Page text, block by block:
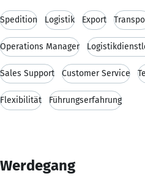
Spedition Logistik Export
Operations Manager
Sales Support Customer Service
Flexibilität Führungserfahrung
Werdegang